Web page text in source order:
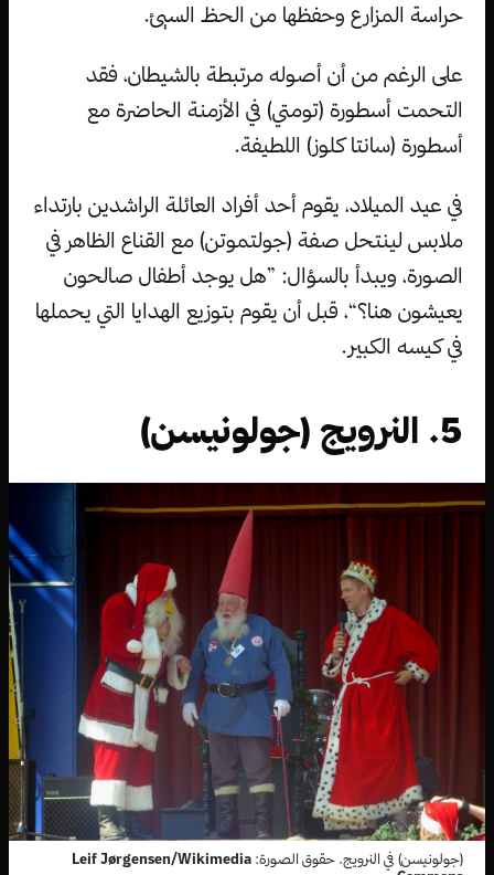
حراسة المزارع وحفظها من الحظ السيئ.
على الرغم من أن أصوله مرتبطة بالشيطان، فقد
التحمت أسطورة (تومتي) في الأزمنة الحاضرة مع
أسطورة (سانتا كلوز) اللطيفة.
في عيد الميلاد، يقوم أحد أفراد العائلة الراشدين بارتداء
ملابس لينتحل صفة (جولتموتن) مع القناع الظاهر في
الصورة، ويبدأ بالسؤال: ”هل يوجد أطفال صالحون
يعيشون هنا؟“، قبل أن يقوم بتوزيع الهدايا التي يحملها
في كيسه الكبير.
5. النرويج (جولونيسن)
(جولونيسن) في النرويج. حقوق الصورة: Leif Jørgensen/Wikimedia